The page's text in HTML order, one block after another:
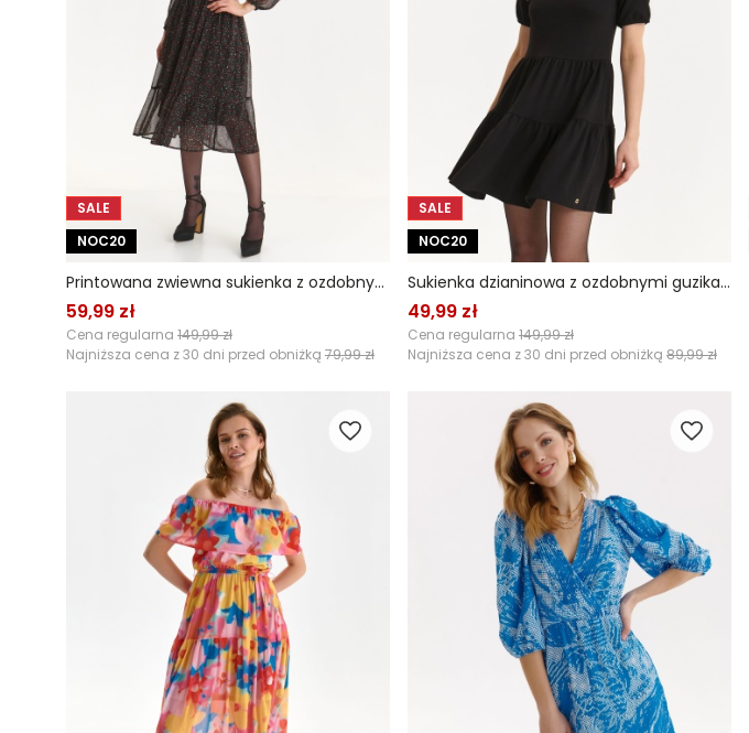
SALE
NOC20
Printowana zwiewna sukienka z ozdobnymi falbanami
59,99 zł
Cena regularna 149,99 zł
Najniższa cena z 30 dni przed obniżką 79,99 zł
SALE
NOC20
Sukienka dzianinowa z ozdobnymi guzikami
49,99 zł
Cena regularna 149,99 zł
Najniższa cena z 30 dni przed obniżką 89,99 zł